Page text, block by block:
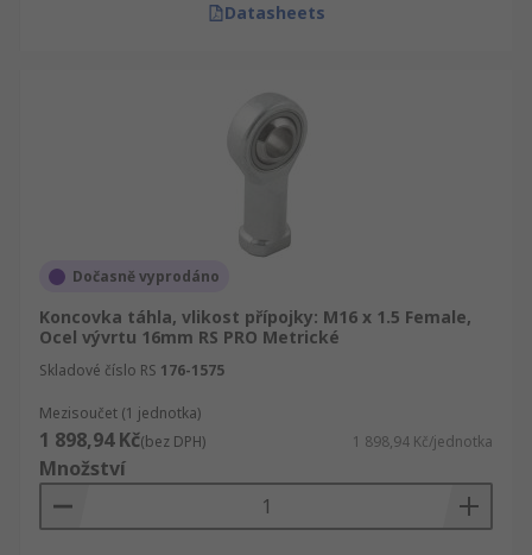
Datasheets
Dočasně vyprodáno
Koncovka táhla, vlikost přípojky: M16 x 1.5 Female,
Ocel vývrtu 16mm RS PRO Metrické
Skladové číslo RS 176-1575
Mezisoučet (1 jednotka)
1 898,94 Kč(bez DPH) 1 898,94 Kč/jednotka
Množství